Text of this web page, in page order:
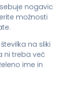
nogavic
možnosti
na sliki
ni treba več
ime in